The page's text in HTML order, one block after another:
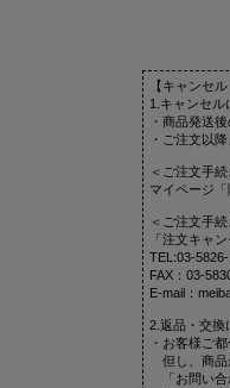
【キャンセ
1.キャンセル
・商品発送
・ご注文以
＜ご注文手
マイページ
＜ご注文手
「注文キャ
TEL:03-5826-
FAX：03-
E-mail：
2.返品・交換
・お客様ご
但し、商品
「お問い合